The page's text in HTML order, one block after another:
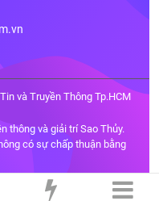
và Truyền Thông Tp.HCM
thông và giải trí Sao Thủy.
có sự chấp thuận bằng